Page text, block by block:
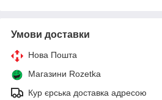
Умови доставки
Нова Пошта
Магазини Rozetka
Кур єрська доставка адресою